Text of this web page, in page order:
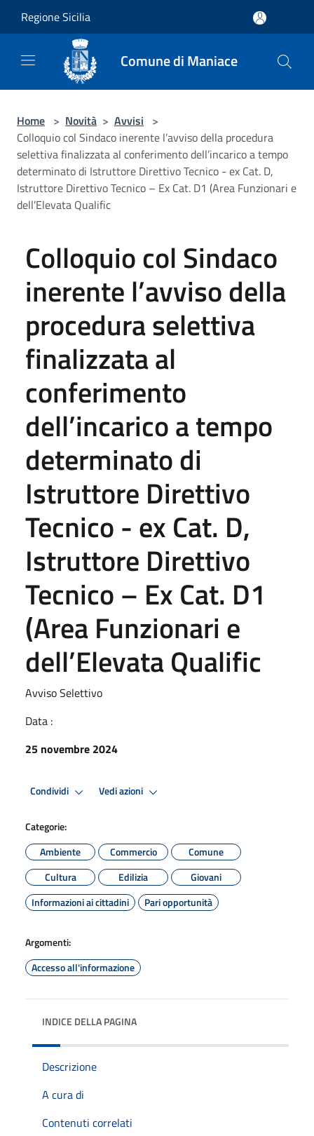
Regione Sicilia
Comune di Maniace
Home > Novità > Avvisi >
Colloquio col Sindaco inerente l’avviso della procedura
selettiva finalizzata al conferimento dell’incarico a tempo
determinato di Istruttore Direttivo Tecnico - ex Cat. D,
Istruttore Direttivo Tecnico – Ex Cat. D1 (Area Funzionari e
dell’Elevata Qualific
Colloquio col Sindaco
inerente l’avviso della
procedura selettiva
finalizzata al
conferimento
dell’incarico a tempo
determinato di
Istruttore Direttivo
Tecnico - ex Cat. D,
Istruttore Direttivo
Tecnico – Ex Cat. D1
(Area Funzionari e
dell’Elevata Qualific
Avviso Selettivo
Data :
25 novembre 2024
Condividi Vedi azioni
Categorie:
Ambiente
Commercio
Comune
Cultura
Edilizia
Giovani
Informazioni ai cittadini
Pari opportunità
Argomenti:
Accesso all'informazione
INDICE DELLA PAGINA
Descrizione
A cura di
Contenuti correlati